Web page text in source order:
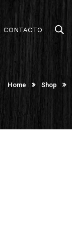
CONTACTO
Home Shop